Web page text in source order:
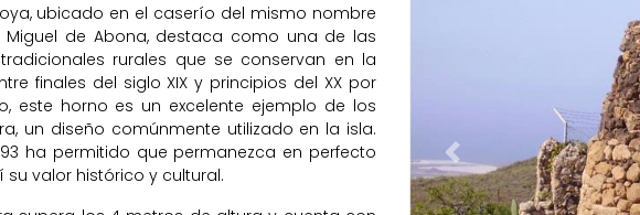
ubicado en el caserío del mismo nombre
de Abona, destaca como una de las
rurales que se conservan en la
finales del siglo XIX y principios del XX por
este horno es un excelente ejemplo de los
un diseño comúnmente utilizado en la isla.
ha permitido que permanezca en perfecto
valor histórico y cultural.
Previous